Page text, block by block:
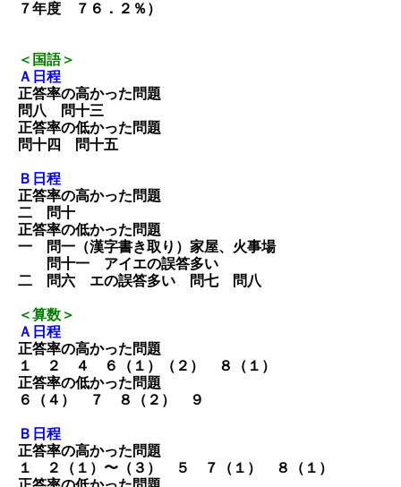
７年度 ７６．２％）
＜国語＞
Ａ日程
正答率の高かった問題
問八 問十三
正答率の低かった問題
問十四 問十五
Ｂ日程
正答率の高かった問題
二 問十
正答率の低かった問題
一 問一（漢字書き取り）家屋、火事場
問十一 アイエの誤答多い
二 問六 エの誤答多い 問七 問八
＜算数＞
Ａ日程
正答率の高かった問題
１ ２ ４ ６（１）（２） ８（１）
正答率の低かった問題
６（４） ７ ８（２） ９
Ｂ日程
正答率の高かった問題
１ ２（１）〜（３） ５ ７（１） ８（１）